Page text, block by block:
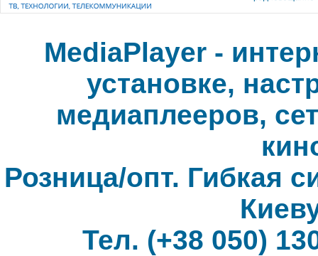
MediaPlayer -
установке,
медиаплееров,
Розница/опт. Гибкая
Тел. (+38 050)